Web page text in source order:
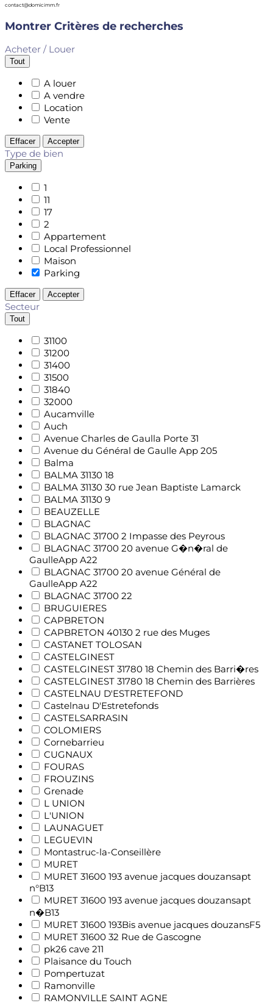
contact@domicimm.fr
Montrer Critères de recherches
Acheter / Louer
Tout
A louer
A vendre
Location
Vente
Effacer Accepter
Type de bien
Parking
1
11
17
2
Appartement
Local Professionnel
Maison
Parking
Effacer Accepter
Secteur
Tout
31100
31200
31400
31500
31840
32000
Aucamville
Auch
Avenue Charles de Gaulla Porte 31
Avenue du Général de Gaulle App 205
Balma
BALMA 31130 18
BALMA 31130 30 rue Jean Baptiste Lamarck
BALMA 31130 9
BEAUZELLE
BLAGNAC
BLAGNAC 31700 2 Impasse des Peyrous
BLAGNAC 31700 20 avenue G�n�ral de
GaulleApp A22
BLAGNAC 31700 20 avenue Général de
GaulleApp A22
BLAGNAC 31700 22
BRUGUIERES
CAPBRETON
CAPBRETON 40130 2 rue des Muges
CASTANET TOLOSAN
CASTELGINEST
CASTELGINEST 31780 18 Chemin des Barri�res
CASTELGINEST 31780 18 Chemin des Barrières
CASTELNAU D'ESTRETEFOND
Castelnau D'Estretefonds
CASTELSARRASIN
COLOMIERS
Cornebarrieu
CUGNAUX
FOURAS
FROUZINS
Grenade
L UNION
L'UNION
LAUNAGUET
LEGUEVIN
Montastruc-la-Conseillère
MURET
MURET 31600 193 avenue jacques douzansapt
n°B13
MURET 31600 193 avenue jacques douzansapt
n�B13
MURET 31600 193Bis avenue jacques douzansF5
MURET 31600 32 Rue de Gascogne
pk26 cave 211
Plaisance du Touch
Pompertuzat
Ramonville
RAMONVILLE SAINT AGNE